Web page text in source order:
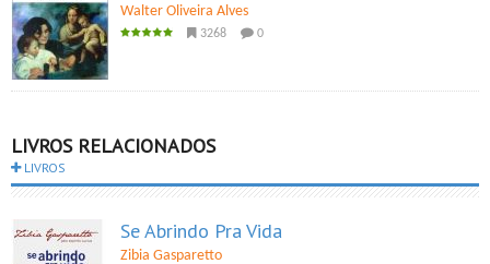
Walter Oliveira Alves
3268 0
LIVROS RELACIONADOS
LIVROS
Se Abrindo Pra Vida
Zibia Gasparetto